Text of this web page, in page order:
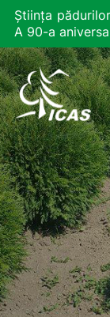
Știința
A 90-a